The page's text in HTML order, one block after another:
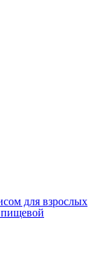
для взрослых
пищевой